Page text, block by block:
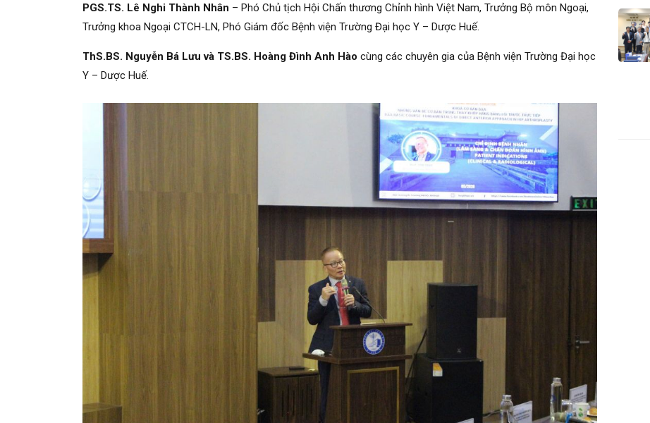
PGS.TS. Lê Nghi Thành Nhân – Phó Chủ tịch Hội Chấn thương Chỉnh hình Việt Nam, Trưởng Bộ môn Ngoại,
Trưởng khoa Ngoại CTCH-LN, Phó Giám đốc Bệnh viện Trường Đại học Y – Dược Huế.
ThS.BS. Nguyễn Bá Lưu và TS.BS. Hoàng Đình Anh Hào cùng các chuyên gia của Bệnh viện Trường Đại học
Y – Dược Huế.